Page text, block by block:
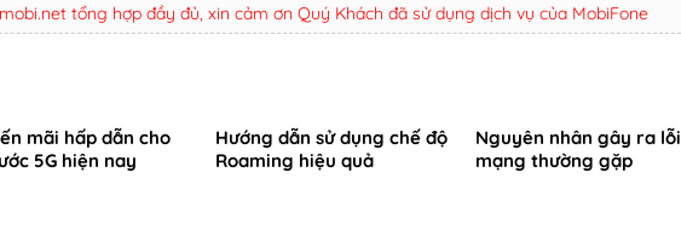
tổng hợp đầy đủ, xin cảm ơn Quý Khách đã sử dụng dịch vụ của MobiFone
mãi hấp dẫn cho
5G hiện nay
Hướng dẫn sử dụng chế độ
Roaming hiệu quả
Nguyên nhân gây ra lỗi
mạng thường gặp